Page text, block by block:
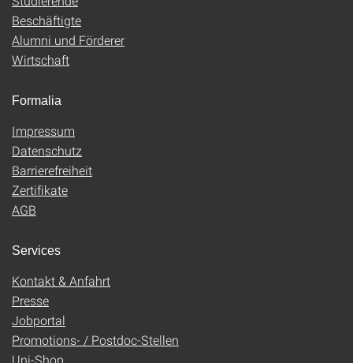
Beschäftigte
Alumni und Förderer
Wirtschaft
Formalia
Impressum
Datenschutz
Barrierefreiheit
Zertifikate
AGB
Services
Kontakt & Anfahrt
Presse
Jobportal
Promotions- / Postdoc-Stellen
Uni-Shop